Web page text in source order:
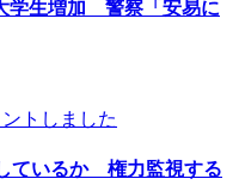
学生増加 警察「安易に
トしました
ているか 権力監視する